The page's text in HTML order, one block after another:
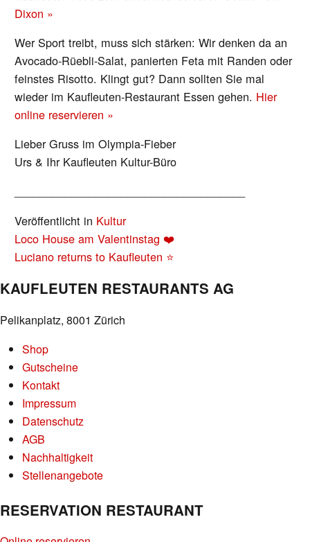
Dixon »
Wer Sport treibt, muss sich stärken: Wir denken da an
Avocado-Rüebli-Salat, panierten Feta mit Randen oder
feinstes Risotto. Klingt gut? Dann sollten Sie mal
wieder im Kaufleuten-Restaurant Essen gehen. Hier
online reservieren »
Lieber Gruss im Olympia-Fieber
Urs & Ihr Kaufleuten Kultur-Büro
Veröffentlicht in Kultur
BEITRAGS-
NAVIGATION
Loco House am Valentinstag ❤️
Luciano returns to Kaufleuten ⭐
KAUFLEUTEN RESTAURANTS AG
Pelikanplatz, 8001 Zürich
Shop
Gutscheine
Kontakt
Impressum
Datenschutz
AGB
Nachhaltigkeit
Stellenangebote
RESERVATION RESTAURANT